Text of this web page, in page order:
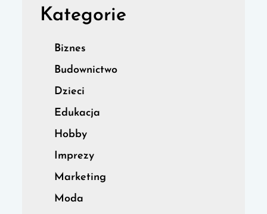
Kategorie
Biznes
Budownictwo
Dzieci
Edukacja
Hobby
Imprezy
Marketing
Moda